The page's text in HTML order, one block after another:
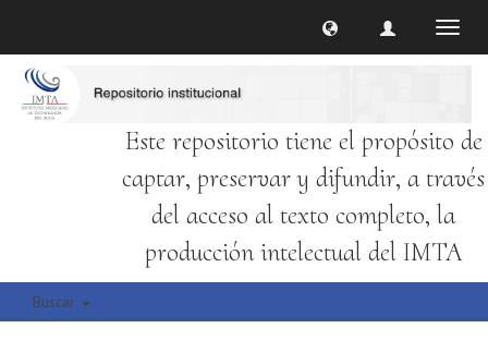
Este repositorio tiene el propósito de
captar, preservar y difundir, a través
del acceso al texto completo, la
producción intelectual del IMTA
Buscar